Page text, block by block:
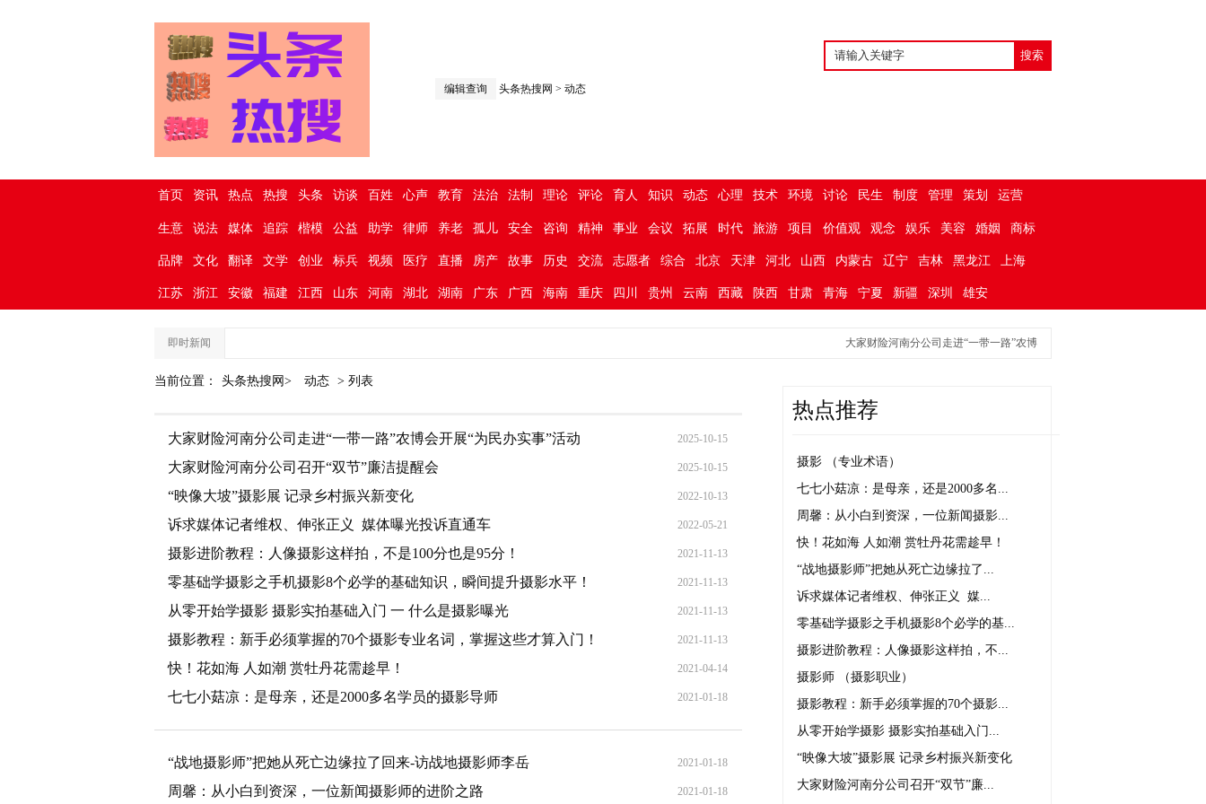
编辑查询 头条热搜网 > 动态
首页 资讯 热点 热搜 头条 访谈 百姓 心声 教育 法治 法制 理论 评论 育人 知识 动态 心理 技术 环境 讨论 民生 制度 管理 策划 运营
生意 说法 媒体 追踪 楷模 公益 助学 律师 养老 孤儿 安全 咨询 精神 事业 会议 拓展 时代 旅游 项目 价值观 观念 娱乐 美容 婚姻 商标
品牌 文化 翻译 文学 创业 标兵 视频 医疗 直播 房产 故事 历史 交流 志愿者 综合 北京 天津 河北 山西 内蒙古 辽宁 吉林 黑龙江 上海
江苏 浙江 安徽 福建 江西 山东 河南 湖北 湖南 广东 广西 海南 重庆 四川 贵州 云南 西藏 陕西 甘肃 青海 宁夏 新疆 深圳 雄安
即时新闻 大家财险河南分公司走进“一带一路”农博会开展“为民办实事”活动
当前位置： 头条热搜网> 动态 > 列表
大家财险河南分公司走进“一带一路”农博会开展“为民办实事”活动 2025-10-15
大家财险河南分公司召开“双节”廉洁提醒会 2025-10-15
“映像大坡”摄影展 记录乡村振兴新变化 2022-10-13
诉求媒体记者维权、伸张正义 媒体曝光投诉直通车 2022-05-21
摄影进阶教程：人像摄影这样拍，不是100分也是95分！ 2021-11-13
零基础学摄影之手机摄影8个必学的基础知识，瞬间提升摄影水平！ 2021-11-13
从零开始学摄影 摄影实拍基础入门 一 什么是摄影曝光 2021-11-13
摄影教程：新手必须掌握的70个摄影专业名词，掌握这些才算入门！ 2021-11-13
快！花如海 人如潮 赏牡丹花需趁早！ 2021-04-14
七七小菇凉：是母亲，还是2000多名学员的摄影导师 2021-01-18
“战地摄影师”把她从死亡边缘拉了回来-访战地摄影师李岳 2021-01-18
周馨：从小白到资深，一位新闻摄影师的进阶之路 2021-01-18
热点推荐
摄影 （专业术语）
七七小菇凉：是母亲，还是2000多名...
周馨：从小白到资深，一位新闻摄影...
快！花如海 人如潮 赏牡丹花需趁早！
“战地摄影师”把她从死亡边缘拉了...
诉求媒体记者维权、伸张正义 媒...
零基础学摄影之手机摄影8个必学的基...
摄影进阶教程：人像摄影这样拍，不...
摄影师 （摄影职业）
摄影教程：新手必须掌握的70个摄影...
从零开始学摄影 摄影实拍基础入门...
“映像大坡”摄影展 记录乡村振兴新变化
大家财险河南分公司召开“双节”廉...